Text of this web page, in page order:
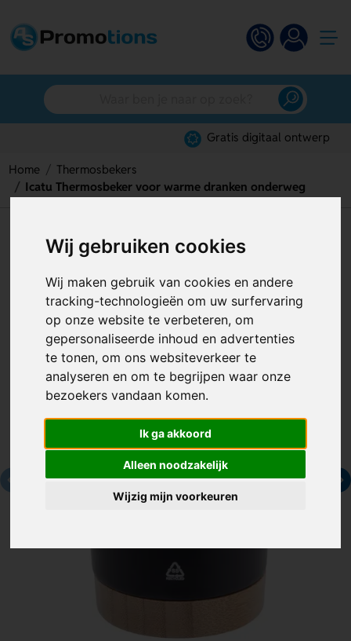
Wij gebruiken cookies
Wij maken gebruik van cookies en andere
tracking-technologieën om uw surfervaring
op onze website te verbeteren, om
gepersonaliseerde inhoud en advertenties
te tonen, om ons websiteverkeer te
analyseren en om te begrijpen waar onze
bezoekers vandaan komen.
Ik ga akkoord
Alleen noodzakelijk
Wijzig mijn voorkeuren
Gratis digitaal ontwerp
Home
Thermosbekers
Icatu Thermosbeker voor warme dranken onderweg
Icatu Thermosbeker voor
warme dranken onderweg
Artikelnummer: 129686